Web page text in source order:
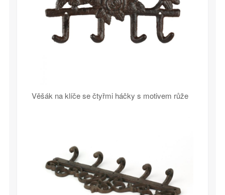
Věšák na klíče se čtyřmi háčky s motivem růže